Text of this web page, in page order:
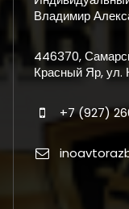
Владимир
446370,
Красный Яр, ул.
+7 (927)